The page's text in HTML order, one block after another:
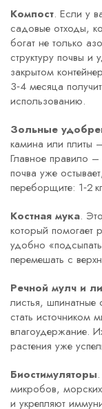
Компост. Если у
садовые отходы,
богат не только
структуру почвы и
закрытом
3‑4 месяца
использованию.
Зольные
камина или плиты
Главное правило
почва уже
переборщите: 1‑2
Костная мука.
который помогает
удобно
перемешать с
Речной мулч и
листья, шпинатные
стать источником
влагоудержание.
растения уже
Биостимуляторы
микробов,
и укрепляют